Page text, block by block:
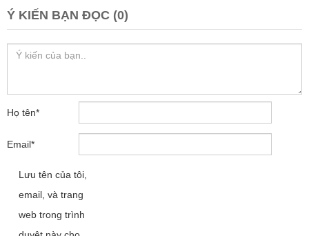
Ý KIẾN BẠN ĐỌC (0)
Họ tên*
Email*
Lưu tên của tôi,
email, và trang
web trong trình